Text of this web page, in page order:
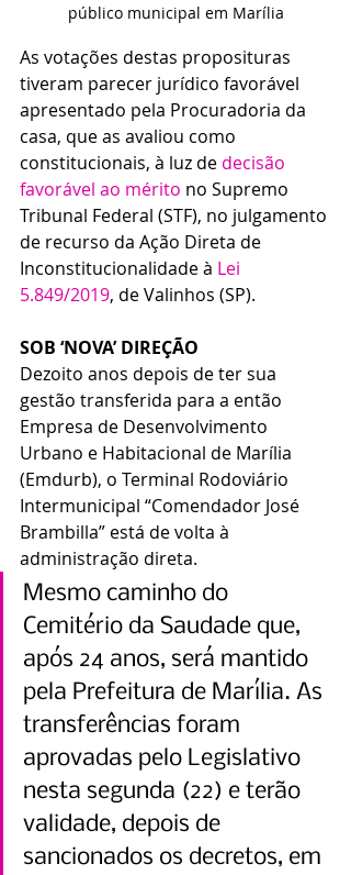
público municipal em Marília
As votações destas proposituras
tiveram parecer jurídico favorável
apresentado pela Procuradoria da
casa, que as avaliou como
constitucionais, à luz de decisão
favorável ao mérito no Supremo
Tribunal Federal (STF), no julgamento
de recurso da Ação Direta de
Inconstitucionalidade à Lei
5.849/2019, de Valinhos (SP).
SOB ‘NOVA’ DIREÇÃO
Dezoito anos depois de ter sua
gestão transferida para a então
Empresa de Desenvolvimento
Urbano e Habitacional de Marília
(Emdurb), o Terminal Rodoviário
Intermunicipal “Comendador José
Brambilla” está de volta à
administração direta.
Mesmo caminho do
Cemitério da Saudade que,
após 24 anos, será mantido
pela Prefeitura de Marília. As
transferências foram
aprovadas pelo Legislativo
nesta segunda (22) e terão
validade, depois de
sancionados os decretos, em